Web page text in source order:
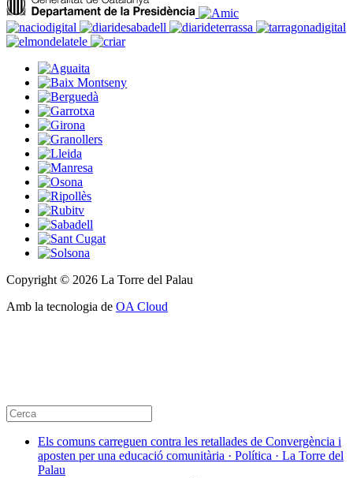
Copyright © 2026 La Torre del Palau
Amb la tecnologia de OA Cloud
Els comuns carreguen contra les retallades de Convergència i
aposten per una educació comunitària · Política · La Torre del
Palau